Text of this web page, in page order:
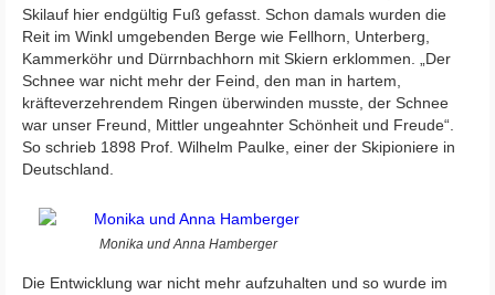
Skilauf hier endgültig Fuß gefasst. Schon damals wurden die
Reit im Winkl umgebenden Berge wie Fellhorn, Unterberg,
Kammerköhr und Dürrnbachhorn mit Skiern erklommen. „Der
Schnee war nicht mehr der Feind, den man in hartem,
kräfteverzehrendem Ringen überwinden musste, der Schnee
war unser Freund, Mittler ungeahnter Schönheit und Freude“.
So schrieb 1898 Prof. Wilhelm Paulke, einer der Skipioniere in
Deutschland.
Monika und Anna Hamberger
Die Entwicklung war nicht mehr aufzuhalten und so wurde im